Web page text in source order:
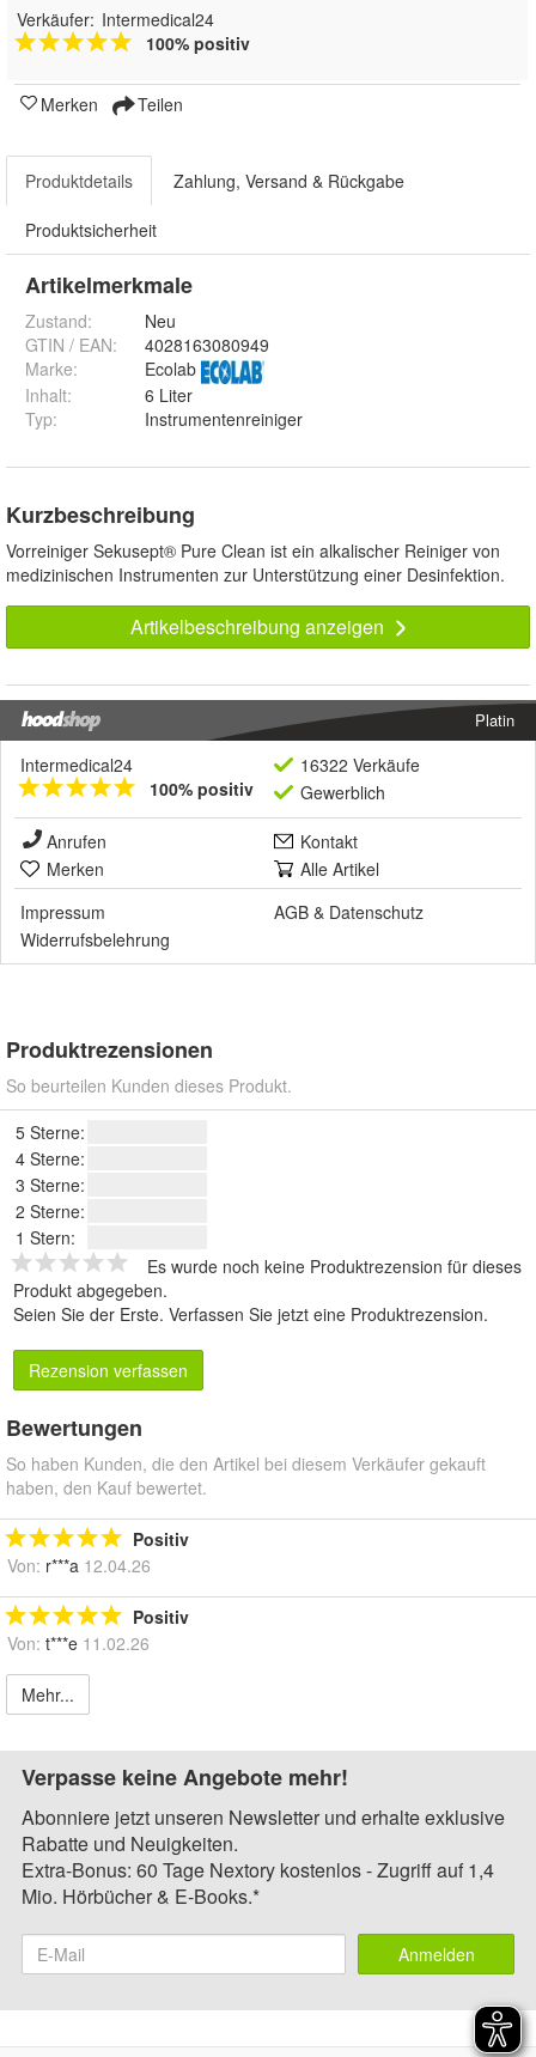
Verkäufer: Intermedical24
100% positiv
Merken Teilen
Produktdetails Zahlung, Versand & Rückgabe
Produktsicherheit
Artikelmerkmale
Zustand:
Neu
GTIN / EAN:
4028163080949
Marke:
Ecolab
Inhalt:
6 Liter
Typ: Instrumentenreiniger
Kurzbeschreibung
Vorreiniger Sekusept® Pure Clean ist ein alkalischer Reiniger von
medizinischen Instrumenten zur Unterstützung einer Desinfektion.
Artikelbeschreibung anzeigen
Platin
Intermedical24
100% positiv
16322 Verkäufe
Gewerblich
Anrufen
Kontakt
Merken
Alle Artikel
Impressum
AGB & Datenschutz
Widerrufsbelehrung
Produktrezensionen
So beurteilen Kunden dieses Produkt.
5 Sterne:
4 Sterne:
3 Sterne:
2 Sterne:
1 Stern:
Es wurde noch keine Produktrezension für dieses
Produkt abgegeben.
Seien Sie der Erste. Verfassen Sie jetzt eine Produktrezension.
Rezension verfassen
Bewertungen
So haben Kunden, die den Artikel bei diesem Verkäufer gekauft
haben, den Kauf bewertet.
Positiv
Von: r***a 12.04.26
Positiv
Von: t***e 11.02.26
Mehr...
Verpasse keine Angebote mehr!
Abonniere jetzt unseren Newsletter und erhalte exklusive
Rabatte und Neuigkeiten.
Extra-Bonus: 60 Tage Nextory kostenlos - Zugriff auf 1,4
Mio. Hörbücher & E-Books.*
Anmelden